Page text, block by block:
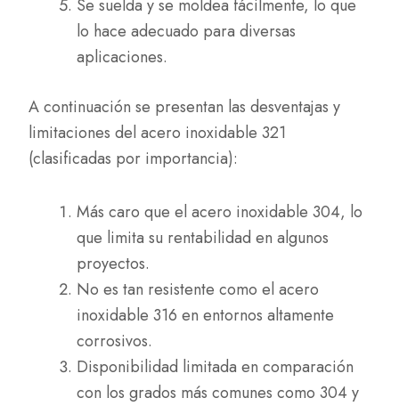
Se suelda y se moldea fácilmente, lo que
lo hace adecuado para diversas
aplicaciones.
A continuación se presentan las desventajas y
limitaciones del acero inoxidable 321
(clasificadas por importancia):
Más caro que el acero inoxidable 304, lo
que limita su rentabilidad en algunos
proyectos.
No es tan resistente como el acero
inoxidable 316 en entornos altamente
corrosivos.
Disponibilidad limitada en comparación
con los grados más comunes como 304 y